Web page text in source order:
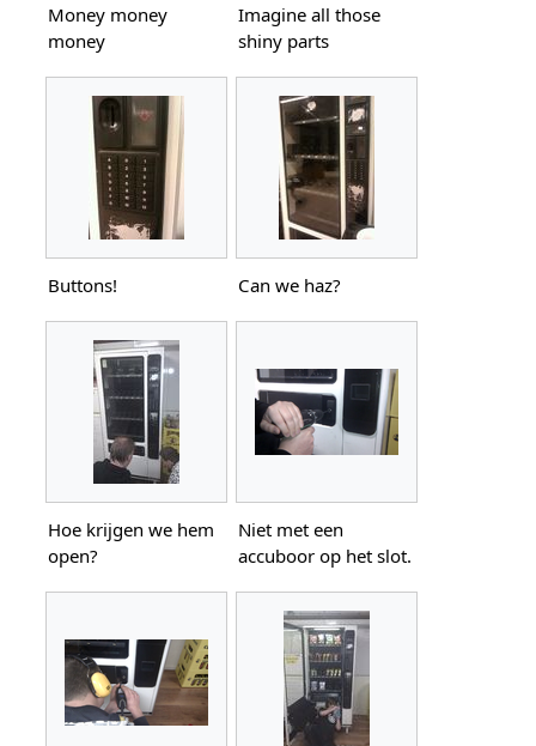
Money money
money
Imagine all those
shiny parts
Buttons! Can we haz?
Hoe krijgen we hem
open?
Niet met een
accuboor op het slot.